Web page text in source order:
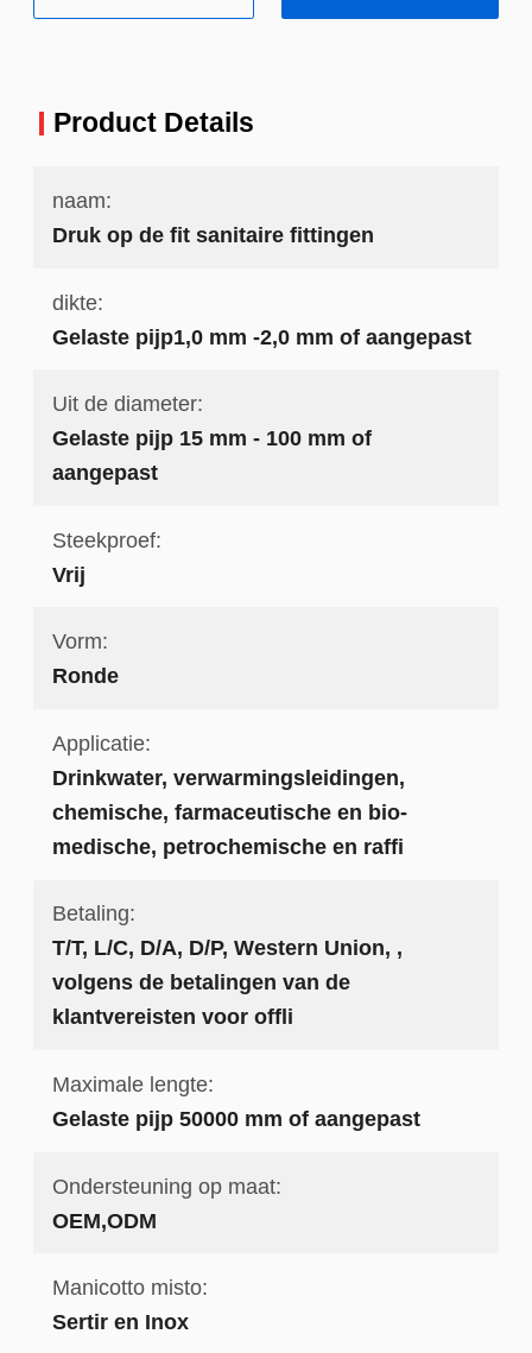
Product Details
naam:
Druk op de fit sanitaire fittingen
dikte:
Gelaste pijp1,0 mm -2,0 mm of aangepast
Uit de diameter:
Gelaste pijp 15 mm - 100 mm of
aangepast
Steekproef:
Vrij
Vorm:
Ronde
Applicatie:
Drinkwater, verwarmingsleidingen,
chemische, farmaceutische en bio-
medische, petrochemische en raffi
Betaling:
T/T, L/C, D/A, D/P, Western Union, ,
volgens de betalingen van de
klantvereisten voor offli
Maximale lengte:
Gelaste pijp 50000 mm of aangepast
Ondersteuning op maat:
OEM,ODM
Manicotto misto:
Sertir en Inox